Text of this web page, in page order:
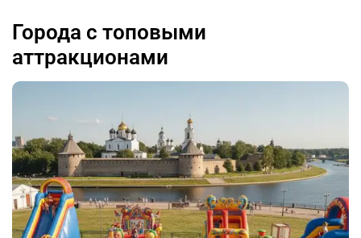
Города с топовыми
аттракционами